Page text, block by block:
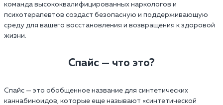
команда высококвалифицированных наркологов и
психотерапевтов создаст безопасную и поддерживающую
среду для вашего восстановления и возвращения к здоровой
жизни.
Спайс — что это?
Спайс — это обобщенное название для синтетических
каннабиноидов, которые еще называют «синтетической